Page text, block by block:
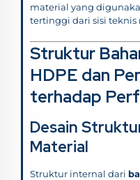
material yang
tertinggi dari sisi
Struktur
HDPE dan
terhadap
Desain
Material
Struktur internal dari